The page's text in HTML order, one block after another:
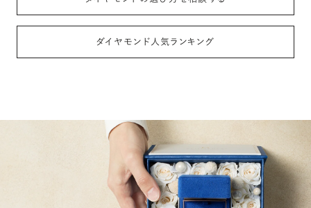
ダイヤモンド人気ランキング